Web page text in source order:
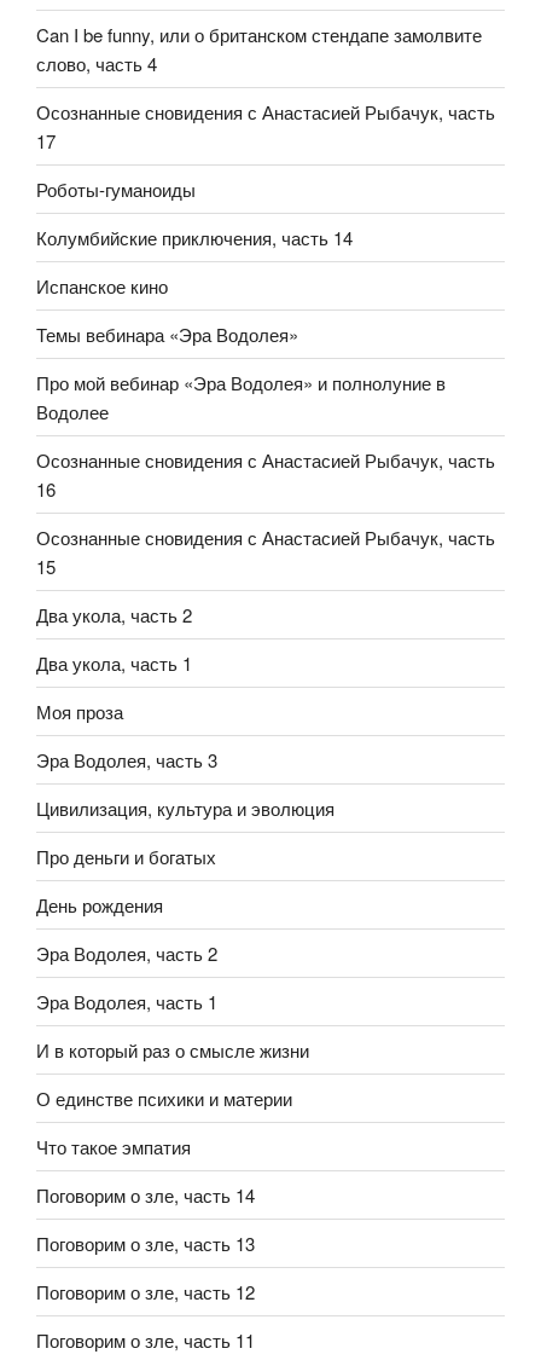
Can I be funny, или о британском стендапе замолвите
слово, часть 4
Осознанные сновидения с Анастасией Рыбачук, часть
17
Роботы-гуманоиды
Колумбийские приключения, часть 14
Испанское кино
Темы вебинара «Эра Водолея»
Про мой вебинар «Эра Водолея» и полнолуние в
Водолее
Осознанные сновидения с Анастасией Рыбачук, часть
16
Осознанные сновидения с Анастасией Рыбачук, часть
15
Два укола, часть 2
Два укола, часть 1
Моя проза
Эра Водолея, часть 3
Цивилизация, культура и эволюция
Про деньги и богатых
День рождения
Эра Водолея, часть 2
Эра Водолея, часть 1
И в который раз о смысле жизни
О единстве психики и материи
Что такое эмпатия
Поговорим о зле, часть 14
Поговорим о зле, часть 13
Поговорим о зле, часть 12
Поговорим о зле, часть 11